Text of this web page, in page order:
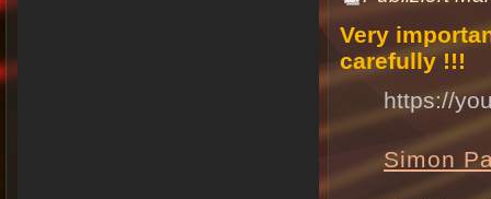
Very
carefully !!!
https://
Simon